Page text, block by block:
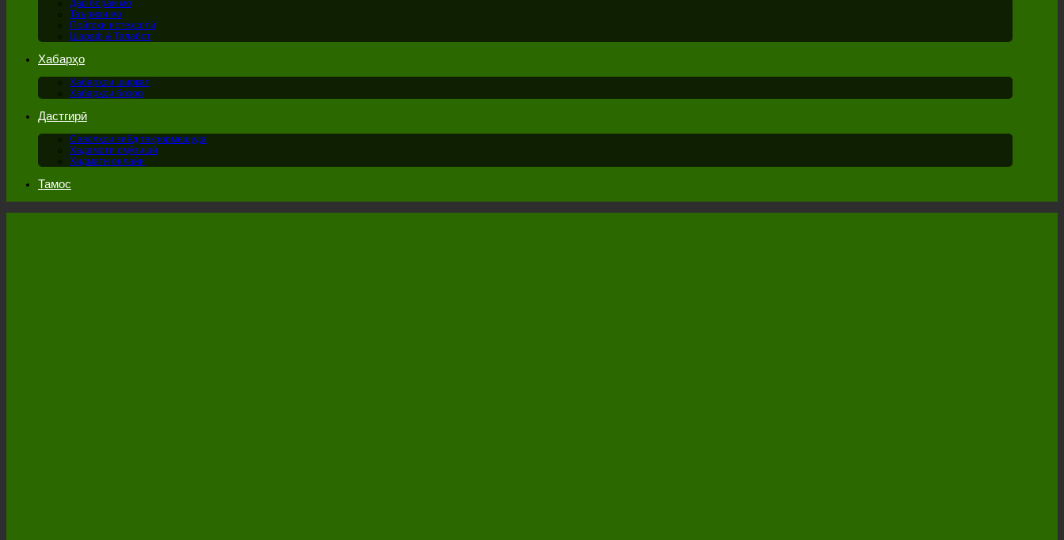
Дар бораи мо
Таърихи мо
Пойгоҳи истеҳсолӣ
Шараф & Талабот
Хабарҳо
Хабарҳои ширкат
Хабарҳои бозор
Дастгирӣ
Саволҳои зиёд такрормешуда
Хадамоти омӯзишӣ
Хидмати онлайн
Тамос